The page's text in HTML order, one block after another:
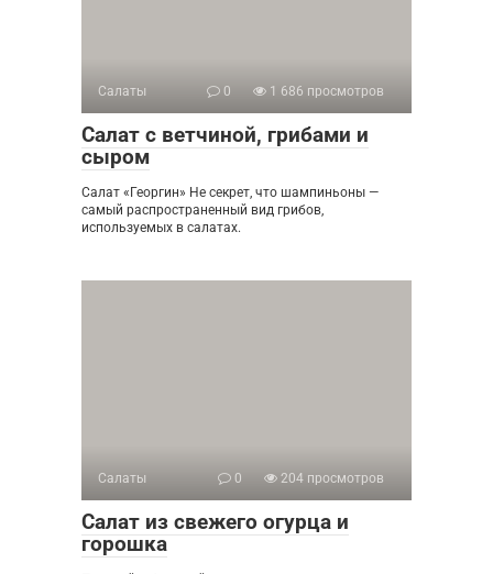
Салаты 0 1 686 просмотров
Салат с ветчиной, грибами и
сыром
Салат «Георгин» Не секрет, что шампиньоны —
самый распространенный вид грибов,
используемых в салатах.
Салаты 0 204 просмотров
Салат из свежего огурца и
горошка